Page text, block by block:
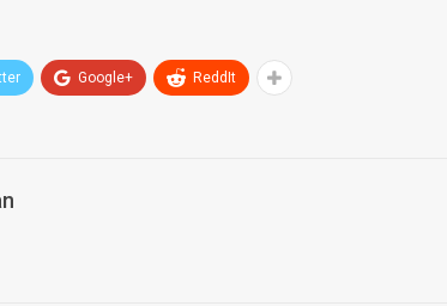
Google+ ReddIt